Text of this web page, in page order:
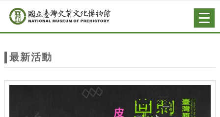
站
主
跳到主要內容
網站導覽
最新活動